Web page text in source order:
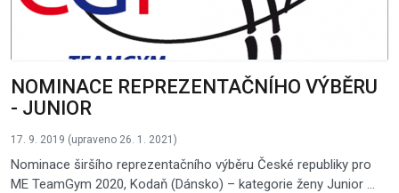
NOMINACE REPREZENTAČNÍHO VÝBĚRU
- JUNIOR
17. 9. 2019 (upraveno 26. 1. 2021)
Nominace širšího reprezentačního výběru České republiky pro
ME TeamGym 2020, Kodaň (Dánsko) – kategorie ženy Junior ...